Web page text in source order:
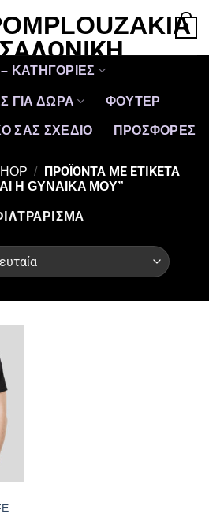
0
ΚΑΤΗΓΟΡΙΕΣ
ΓΙΑ ΔΩΡΑ ΦΟΥΤΕΡ
ΣΑΣ ΣΧΕΔΙΟ ΠΡΟΣΦΟΡΈΣ
/
ΠΡΟΪΌΝΤΑ ΜΕ ΕΤΙΚΈΤΑ
H GYNAIKA MOY”